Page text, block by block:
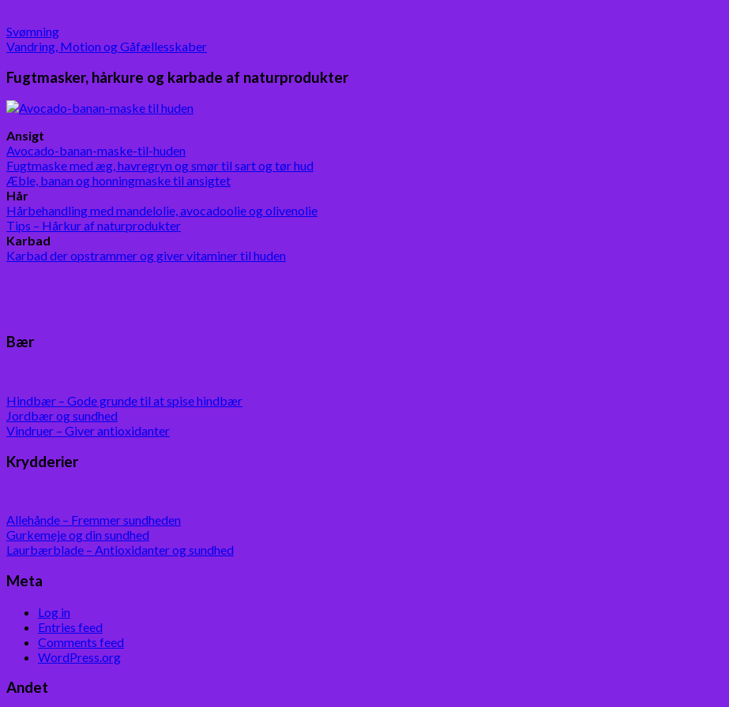
Svømning
Vandring, Motion og Gåfællesskaber
Fugtmasker, hårkure og karbade af naturprodukter
Ansigt
Avocado-banan-maske-til-huden
Fugtmaske med æg, havregryn og smør til sart og tør hud
Æble, banan og honningmaske til ansigtet
Hår
Hårbehandling med mandelolie, avocadoolie og olivenolie
Tips – Hårkur af naturprodukter
Karbad
Karbad der opstrammer og giver vitaminer til huden
Bær
Hindbær – Gode grunde til at spise hindbær
Jordbær og sundhed
Vindruer – Giver antioxidanter
Krydderier
Allehånde – Fremmer sundheden
Gurkemeje og din sundhed
Laurbærblade – Antioxidanter og sundhed
Meta
Log in
Entries feed
Comments feed
WordPress.org
Andet